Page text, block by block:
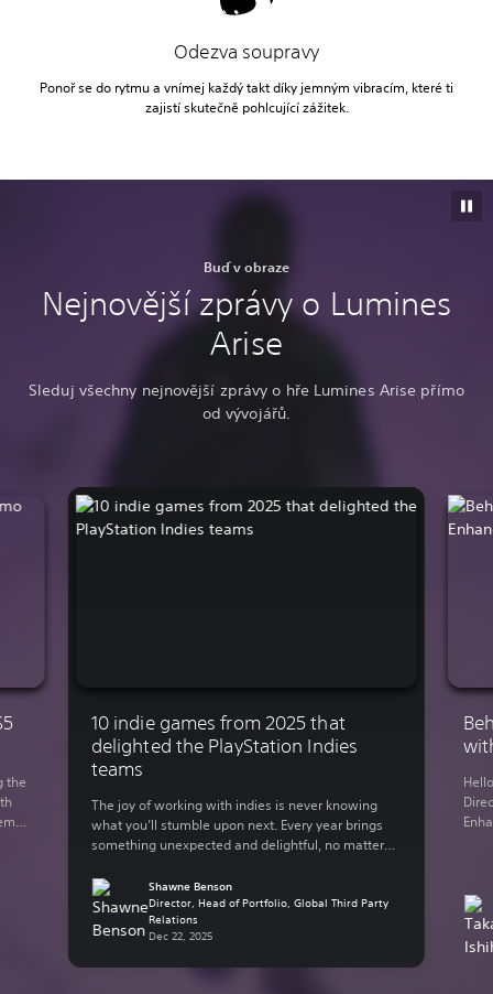
Odezva soupravy
Ponoř se do rytmu a vnímej každý takt díky jemným vibracím, které ti
zajistí skutečně pohlcující zážitek.
Buď v obraze
Nejnovější zprávy o Lumines
Arise
Sleduj všechny nejnovější zprávy o hře Lumines Arise přímo
od vývojářů.
10 indie games from 2025 that
delighted the PlayStation Indies
teams
The joy of working with indies is never knowing
what you’ll stumble upon next. Every year brings
something unexpected and delightful, no matter
focused teams here at Sony Interactive
Entertainment have bundled up some of their
personal favorite indie games from the past year.
Here are some of […]
Shawne Benson
Director, Head of Portfolio, Global Third Party
Relations
Dec 22, 2025
the